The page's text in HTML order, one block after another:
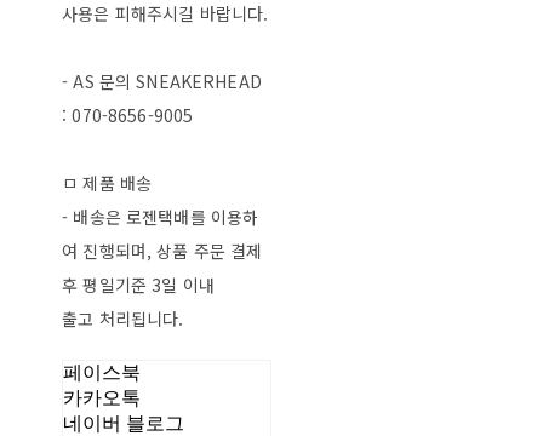
사용은 피해주시길 바랍니다.
- AS 문의 SNEAKERHEAD
: 070-8656-9005
ㅁ 제품 배송
- 배송은 로젠택배를 이용하
여 진행되며, 상품 주문 결제
후 평일기준 3일 이내
출고 처리됩니다.
페이스북
카카오톡
네이버 블로그